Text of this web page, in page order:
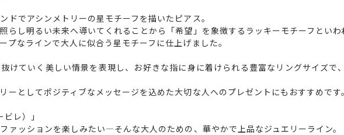
ドでアシンメトリーの星モチーフを描いたピアス。
らし明るい未来へ導いてくれることから「希望」を象徴するラッキーモチーフとい
プなラインで大人に似合う星モチーフに仕上げました。
けていく美しい情景を表現し、お好きな指に身に着けられる豊富なリングサイズで
ーとしてポジティブなメッセージを込めた大切な人へのプレゼントにもおすすめです
ビレ）」
ァッションを楽しみたい―そんな大人のための、華やかで上品なジュエリーライン。